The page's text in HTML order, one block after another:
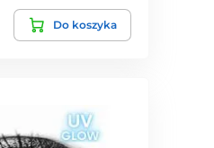
Do koszyka